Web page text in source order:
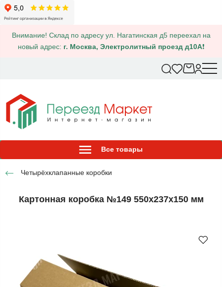
Внимание! Склад по адресу ул. Нагатинская д5 переехал на
новый адрес: г. Москва, Электролитный проезд д10А❗
Все товары
Четырёхклапанные коробки
Картонная коробка №149 550х237х150 мм